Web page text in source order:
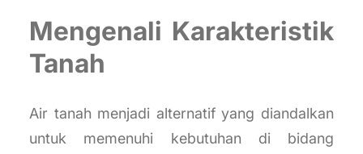
Mengenali Karakteristik
Tanah
Air tanah menjadi alternatif yang diandalkan
untuk memenuhi kebutuhan di bidang